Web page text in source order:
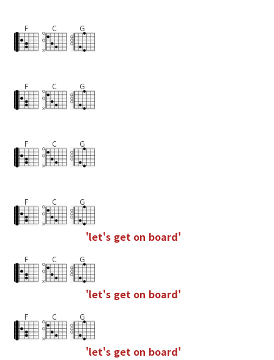
F C G
F C G
F C G
F C G
'let's get on board'
F C G
'let's get on board'
F C G
'let's get on board'